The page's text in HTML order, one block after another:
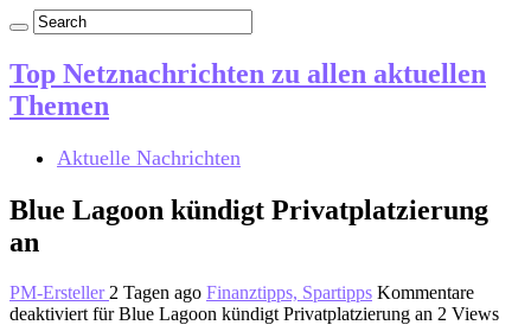
Top Netznachrichten zu allen aktuellen
Themen
Aktuelle Nachrichten
Blue Lagoon kündigt Privatplatzierung
an
PM-Ersteller 2 Tagen ago Finanztipps, Spartipps Kommentare
deaktiviert für Blue Lagoon kündigt Privatplatzierung an 2 Views